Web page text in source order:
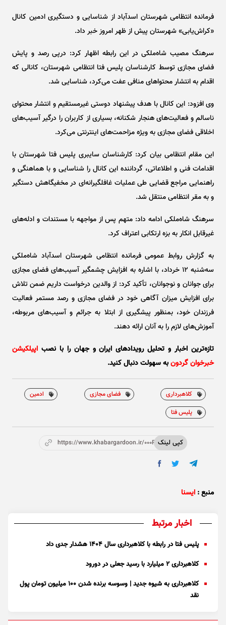
فرمانده انتظامی شهرستان اسدآباد از شناسایی و دستگیری ادمین کانال
«کراش‌یابی» شهرستان پیش از ظهر امروز خبر داد.
سرهنگ مصیب شاه‌ملکی در این رابطه اظهار کرد: درپی رصد و پایش
فضای مجازی توسط کارشناسان پلیس فتا انتظامی شهرستان، کانالی که
اقدام به انتشار محتوا‌های منافی عفت می‌کرد، شناسایی شد.
وی افزود: این کانال با هدف پیشنهاد دوستی غیرمستقیم و انتشار محتوای
ناسالم و فعالیت‌های هنجار شکنانه، بسیاری از کاربران را درگیر آسیب‌های
اخلاقی فضای مجازی به ویژه مزاحمت‌های اینترنتی می‌کرد.
این مقام انتظامی بیان کرد: کارشناسان سایبری پلیس فتا شهرستان با
اقدامات فنی و اطلاعاتی، گرداننده این کانال را شناسایی و با هماهنگی و
راهنمایی مراجع قضایی طی عملیات غافلگیرانه‌ای در مخفیگاهش دستگیر
و به مقر انتظامی منتقل شد.
سرهنگ شاه‌ملکی ادامه داد: متهم پس از مواجهه با مستندات و ادله‌های
غیرقابل انکار به بزه ارتکابی اعتراف کرد.
به گزارش روابط عمومی فرمانده انتظامی شهرستان اسدآباد شاه‌ملکی
سه‌شنبه ۱۲ خرداد، با اشاره به افزایش چشمگیر آسیب‌های فضای مجازی
برای جوانان و نوجوانان، تأکید کرد: از والدین درخواست داریم ضمن تلاش
برای افزایش میزان آگاهی خود در فضای مجازی و رصد مستمر فعالیت
فرزندان خود، بمنظور پیشگیری از ابتلا به جرائم و آسیب‌های مربوطه،
آموزش‌های لازم را به آنان ارائه دهند.
تازه‌ترین اخبار و تحلیل‌ رویدادهای ایران و جهان را با نصب اپیلکیشن
خبرخوان گردونبه سهولت دنبال کنید.
کلاهبرداری فضای مجازی
ادمین
پلیس فتا
کپی لینکhttps://www.khabargardoon.ir/000P5f
منبع : ایسنا
اخبار مرتبط
پلیس فتا در رابطه با کلاهبرداری سال ۱۴۰۴ هشدار جدی داد
کلاهبرداری ۲ میلیارد با رسید جعلی در دورود
کلاهبرداری به شیوه جدید | وسوسه برنده شدن ۱۰۰ میلیون تومان پول
نقد